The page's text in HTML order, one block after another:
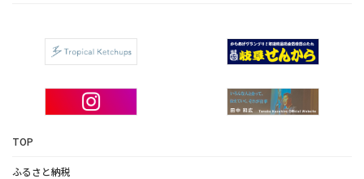
TOP
ふるさと納税